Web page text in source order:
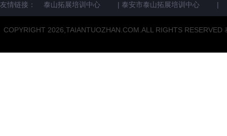
友情链接： 泰山拓展培训中心 | 泰安市泰山拓展培训中心 |
COPYRIGHT 2026,TAIANTUOZHAN.COM.ALL RIGHTS